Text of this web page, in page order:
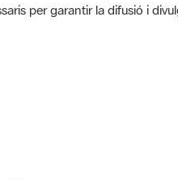
per garantir la difusió i
és de 0 estrelles de 5.